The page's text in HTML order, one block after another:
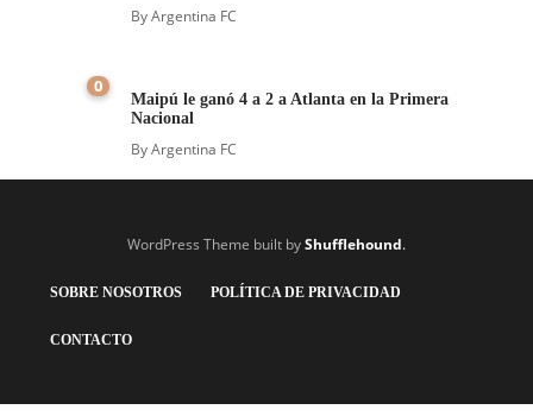
ByArgentina FC
0
Maipú le ganó 4 a 2 a Atlanta en la Primera
Nacional
ByArgentina FC
WordPress Theme built byShufflehound.
SOBRE NOSOTROS POLÍTICA DE PRIVACIDAD
CONTACTO